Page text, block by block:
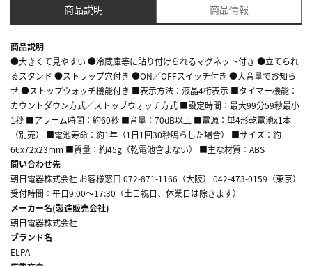
商品説明 商品情報
商品説明
●大きくて見やすい ●冷蔵庫等に貼り付けられるマグネット付き ●立てられ
るスタンド ●ストラップ穴付き ●ON／OFFスイッチ付き ●大音量でお知ら
せ ●ストップウォッチ機能付き ■表示方法：液晶4桁表示 ■タイマー機能：
カウントダウン方式／ストップウォッチ方式 ■設定時間：最大99分59秒最小
1秒 ■アラーム時間：約60秒 ■音量：70dB以上 ■電源：単4形乾電池x1本
（別売） ■電池寿命：約1年（1日1回30秒鳴らした場合） ■サイズ：約
66x72x23mm ■質量：約45g（乾電池含まない） ■主な材質：ABS
問い合わせ先
朝日電器株式会社 お客様窓口 072-871-1166（大阪） 042-473-0159（東京）
受付時間：平日9:00～17:30（土日祝日、休業日は除きます）
メーカー名(製造販売会社)
朝日電器株式会社
ブランド名
ELPA